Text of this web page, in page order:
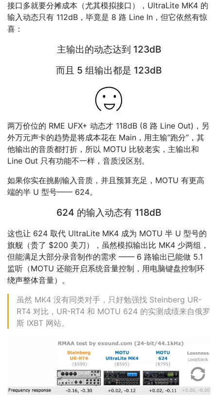
接口多就要分摊成本（尤其模拟接口），UltraLite MK4 的
输入动态只有 112dB，毕竟是 8 路 Line In，但它依然有惊
喜：
主输出的动态达到 123dB
而且 5 组输出都是 123dB
两万价位的 RME UFX+ 动态才 118dB (8 路 Line Out)，另
外万元声卡的趋势是将成本花在 Main，用主输“跑分”，其
他输出的音质都打折，所以 MOTU 比较老实，主输出和
Line Out 只有功能不一样，音质没区别。
如果你实在挑剔输入音质，并且预算充足，MOTU 有更高
端的半 U 型号—— 624。
624 的输入动态有 118dB
这也让 624 取代 UltraLite MK4 成为 MOTU 半 U 型号的
旗舰（贵了 $200 美刀），虽然模拟输出比 MK4 少两组，
但能满足大部分录音制作的需求 —— 6 路输出已能做 5.1
监听（MOTU 还能开启系统音量控制，用电脑键盘控制环
绕声整体音量）。
虽然 MK4 没有同类对手，只好勉强找 Steinberg UR-
RT4 对比，UR-RT4 和 MOTU 624 的实测成绩来自俄罗
斯 IXBT 网站。